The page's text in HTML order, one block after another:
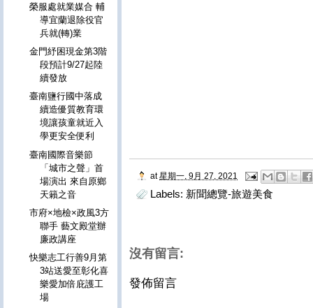
at 星期一, 9月 27, 2021
Labels: 新聞總覽-旅遊美食
沒有留言:
發佈留言
榮服處就業媒合 輔
導宜蘭退除役官
兵就(轉)業
金門紓困現金第3階
段預計9/27起陸
續發放
臺南鹽行國中落成
續造優質教育環
境讓孩童就近入
學更安全便利
臺南國際音樂節
「城市之聲」首
場演出 來自原鄉
天籟之音
市府×地檢×政風3方
聯手 藝文殿堂辦
廉政講座
快樂志工行善9月第
3站送愛至彰化喜
樂愛加倍庇護工
場